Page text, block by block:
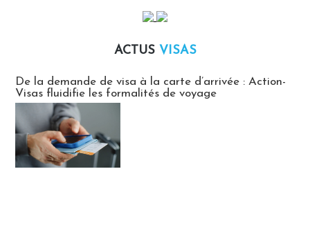
ACTUS VISAS
De la demande de visa à la carte d’arrivée : Action-
Visas fluidifie les formalités de voyage